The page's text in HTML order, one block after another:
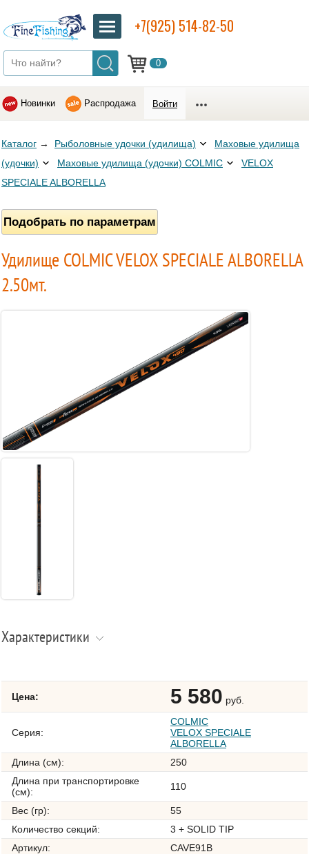
0
+7(925) 514-82-50
Новинки Распродажа Войти
Каталог → Рыболовные удочки (удилища)
Маховые удилища
(удочки)
Маховые удилища (удочки) COLMIC
VELOX
SPECIALE ALBORELLA
Подобрать по параметрам
Удилище COLMIC VELOX SPECIALE ALBORELLA
2.50мт.
Характеристики
Цена: 5 580 руб.
Серия:
COLMIC
VELOX SPECIALE
ALBORELLA
Длина (см):
250
Длина при транспортировке
(см):
110
Вес (гр):
55
Количество секций:
3 + SOLID TIP
Артикул:
CAVE91B